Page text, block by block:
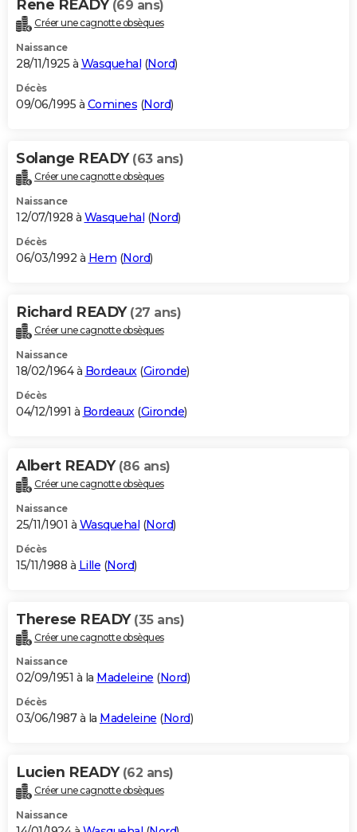
Rene READY (69 ans)
Créer une cagnotte obsèques
Naissance
28/11/1925 à Wasquehal (Nord)
Décès
09/06/1995 à Comines (Nord)
Solange READY (63 ans)
Créer une cagnotte obsèques
Naissance
12/07/1928 à Wasquehal (Nord)
Décès
06/03/1992 à Hem (Nord)
Richard READY (27 ans)
Créer une cagnotte obsèques
Naissance
18/02/1964 à Bordeaux(Gironde)
Décès
04/12/1991 à Bordeaux(Gironde)
Albert READY (86 ans)
Créer une cagnotte obsèques
Naissance
25/11/1901 à Wasquehal (Nord)
Décès
15/11/1988 à Lille (Nord)
Therese READY (35 ans)
Créer une cagnotte obsèques
Naissance
02/09/1951 à la Madeleine (Nord)
Décès
03/06/1987 à la Madeleine (Nord)
Lucien READY (62 ans)
Créer une cagnotte obsèques
Naissance